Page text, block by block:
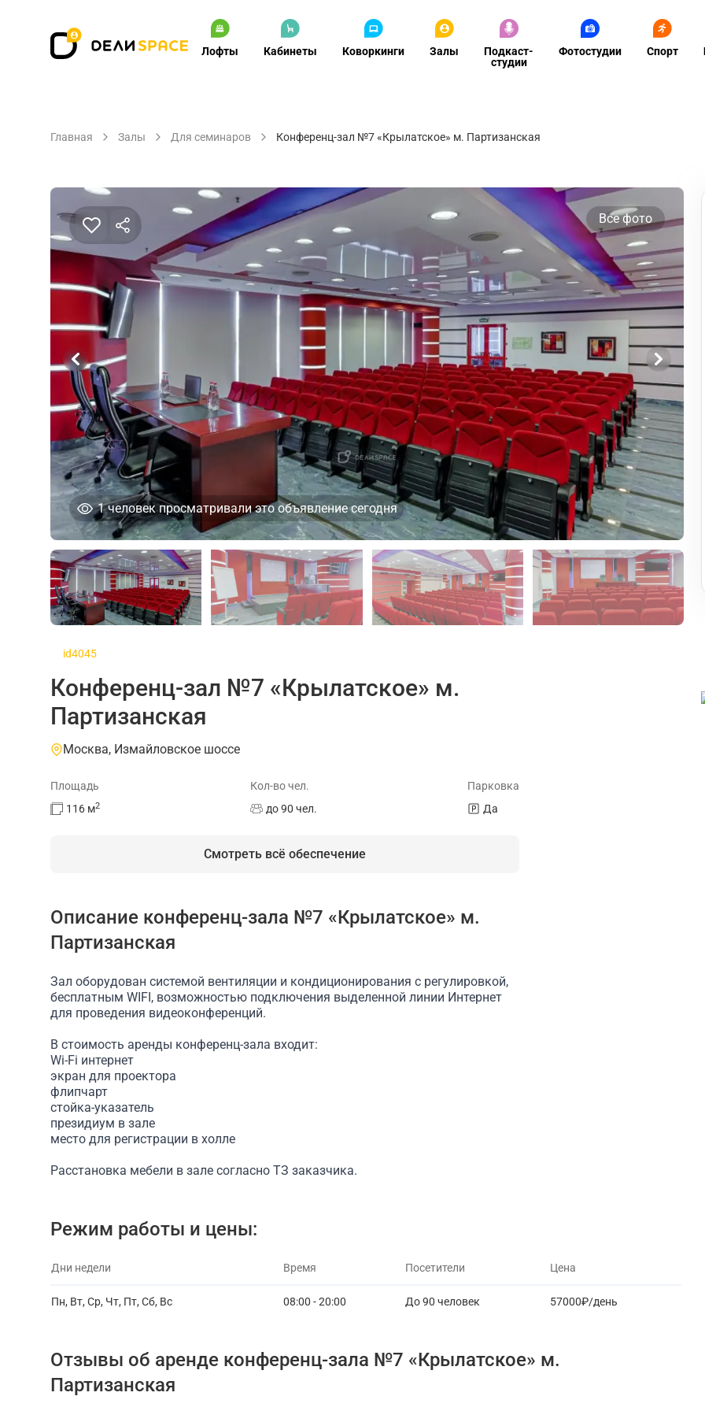
Лофты Кабинеты Коворкинги Залы
Подкаст-
студии
Фотостудии Спорт
Главная Залы Для семинаров Конференц-зал №7 «Крылатское» м. Партизанская
1 человек просматривали это объявление сегодня
Все фото
id4045
Конференц-зал №7 «Крылатское» м.
Партизанская
Москва, Измайловское шоссе
Площадь
116 м2
Кол-во чел.
до 90 чел.
Парковка
Да
Смотреть всё обеспечение
На площадке есть
Описание конференц-зала №7 «Крылатское» м.
Партизанская
Зал оборудован системой вентиляции и кондиционирования с регулировкой,
бесплатным WIFI, возможностью подключения выделенной линии Интернет
для проведения видеоконференций.
В стоимость аренды конференц-зала входит:
Wi-Fi интернет
экран для проектора
флипчарт
стойка-указатель
президиум в зале
место для регистрации в холле
Расстановка мебели в зале согласно ТЗ заказчика.
Режим работы и цены:
Дни недели Время Посетители Цена
Пн, Вт, Ср, Чт, Пт, Сб, Вс 08:00 - 20:00 До 90 человек 57000₽/день
Отзывы об аренде конференц-зала №7 «Крылатское» м.
Партизанская